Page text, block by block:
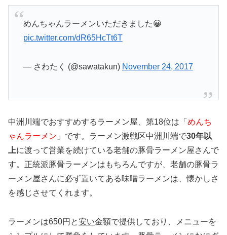
めんちゃんラーメンいただきました😀
pic.twitter.com/dR65HcTt6T
— さわたく (@sawatakun) November 24, 2017
中洲川端でおすすめするラーメン屋、第18位は「 めんち
ゃんラーメン 」です。ラーメン激戦区中洲川端で30年以
上に渡って営業を続けている老舗の豚骨ラーメン屋さんで
す。正統派豚骨ラーメンはもちろんですが、老舗の豚骨ラ
ーメン屋さんに必ず置いてある味噌ラーメンは、懐かしさ
を感じさせてくれます。
ラーメンは650円と安い金額で提供しており、メニューを